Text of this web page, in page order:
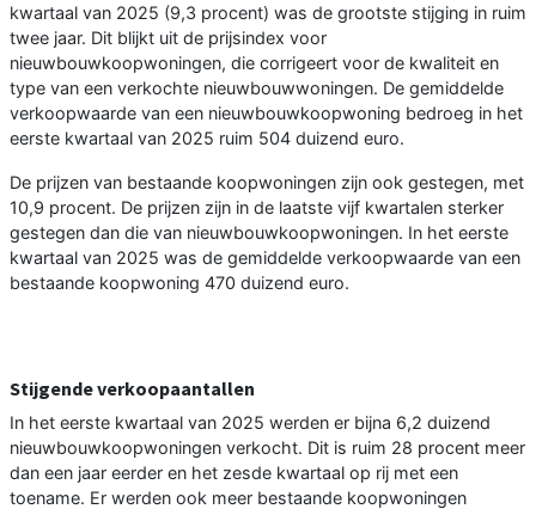
kwartaal van 2025 (9,3 procent) was de grootste stijging in ruim
twee jaar. Dit blijkt uit de prijsindex voor
nieuwbouwkoopwoningen, die corrigeert voor de kwaliteit en
type van een verkochte nieuwbouwwoningen. De gemiddelde
verkoopwaarde van een nieuwbouwkoopwoning bedroeg in het
eerste kwartaal van 2025 ruim 504 duizend euro.
De prijzen van bestaande koopwoningen zijn ook gestegen, met
10,9 procent. De prijzen zijn in de laatste vijf kwartalen sterker
gestegen dan die van nieuwbouwkoopwoningen. In het eerste
kwartaal van 2025 was de gemiddelde verkoopwaarde van een
bestaande koopwoning 470 duizend euro.
Stijgende verkoopaantallen
In het eerste kwartaal van 2025 werden er bijna 6,2 duizend
nieuwbouwkoopwoningen verkocht. Dit is ruim 28 procent meer
dan een jaar eerder en het zesde kwartaal op rij met een
toename. Er werden ook meer bestaande koopwoningen